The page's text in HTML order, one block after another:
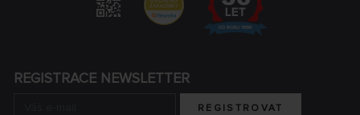
REGISTRACE NEWSLETTER
REGISTROVAT